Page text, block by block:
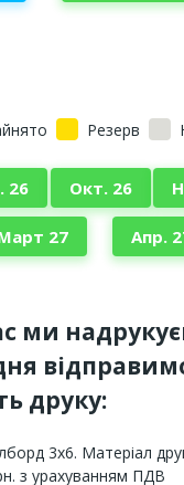
Резерв
26 Окт. 26
27 Апр.
ми
друку:
3х6. Матеріал
з урахуванням ПДВ